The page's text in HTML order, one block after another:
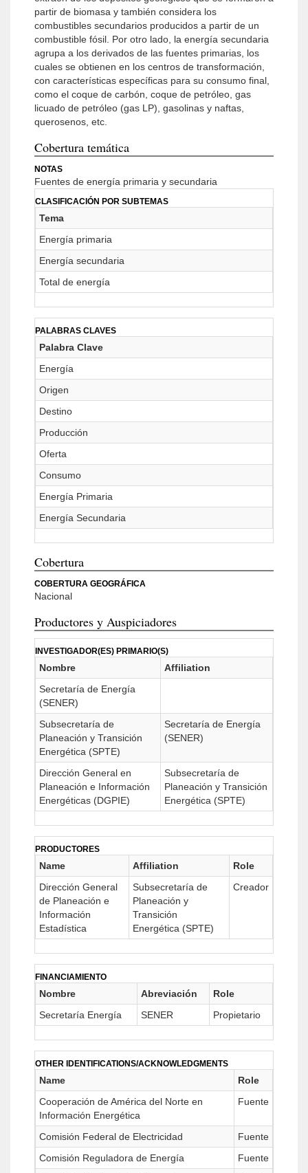
partir de biomasa y también considera los
combustibles secundarios producidos a partir de un
combustible fósil. Por otro lado, la energía secundaria
agrupa a los derivados de las fuentes primarias, los
cuales se obtienen en los centros de transformación,
con características específicas para su consumo final,
como el coque de carbón, coque de petróleo, gas
licuado de petróleo (gas LP), gasolinas y naftas,
querosenos, etc.
Cobertura temática
NOTAS
Fuentes de energía primaria y secundaria
CLASIFICACIÓN POR SUBTEMAS
Tema
Energía primaria
Energía secundaria
Total de energía
PALABRAS CLAVES
Palabra Clave
Energía
Origen
Destino
Producción
Oferta
Consumo
Energía Primaria
Energía Secundaria
Cobertura
COBERTURA GEOGRÁFICA
Nacional
Productores y Auspiciadores
INVESTIGADOR(ES) PRIMARIO(S)
Nombre
Affiliation
Secretaría de Energía
(SENER)
Subsecretaría de
Planeación y Transición
Energética (SPTE)
Secretaría de Energía
(SENER)
Dirección General en
Planeación e Información
Energéticas (DGPIE)
Subsecretaría de
Planeación y Transición
Energética (SPTE)
PRODUCTORES
Name Affiliation
Role
Dirección General
de Planeación e
Información
Estadística
Subsecretaría de
Planeación y
Transición
Energética (SPTE)
Creador
FINANCIAMIENTO
Nombre Abreviación
Role
Secretaría Energía
SENER Propietario
OTHER IDENTIFICATIONS/ACKNOWLEDGMENTS
Name
Role
Cooperación de América del Norte en
Información Energética
Fuente
Comisión Federal de Electricidad
Fuente
Comisión Reguladora de Energía
Fuente